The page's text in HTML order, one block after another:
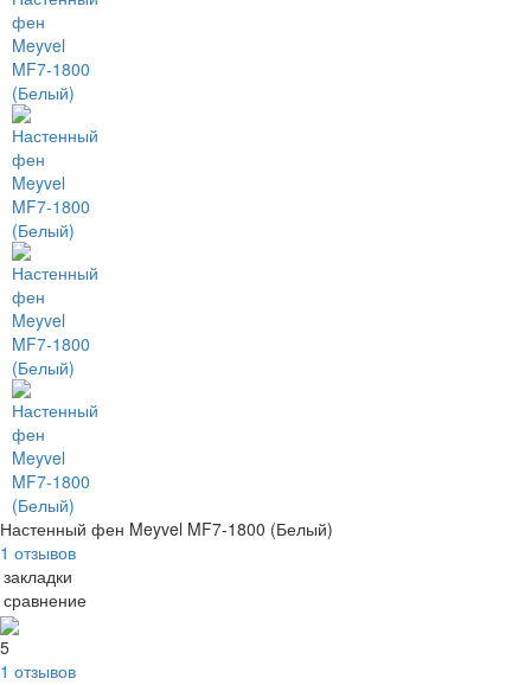
Настенный фен Meyvel MF7-1800 (Белый)
1 отзывов
5
1 отзывов